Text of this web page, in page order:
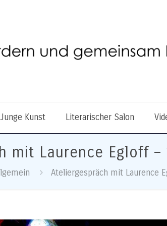
Kunst Literarischer Salon
mit Laurence Egloff –
Ateliergespräch mit Laurence